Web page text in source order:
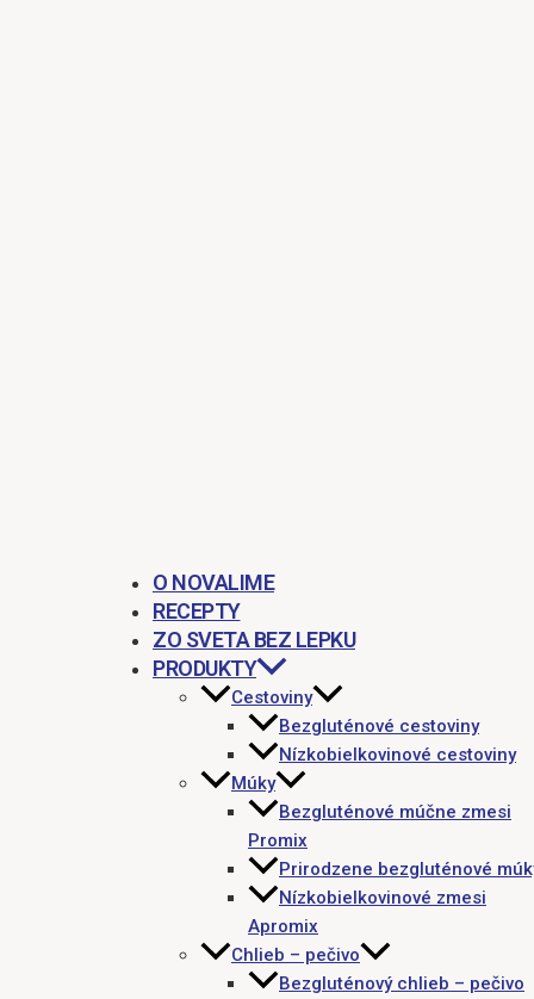
O NOVALIME
RECEPTY
ZO SVETA BEZ LEPKU
PRODUKTY
Cestoviny
Bezgluténové cestoviny
Nízkobielkovinové cestoviny
Múky
Bezgluténové múčne zmesi
Promix
Prirodzene bezgluténové
Nízkobielkovinové zmesi
Apromix
Chlieb – pečivo
Bezgluténový chlieb – pečivo